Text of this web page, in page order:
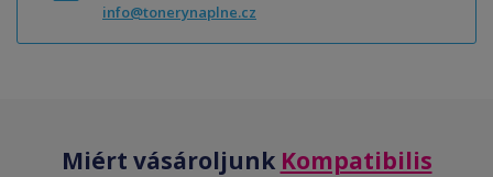
info@tonerynaplne.cz
Miért vásároljunk Kompatibilis